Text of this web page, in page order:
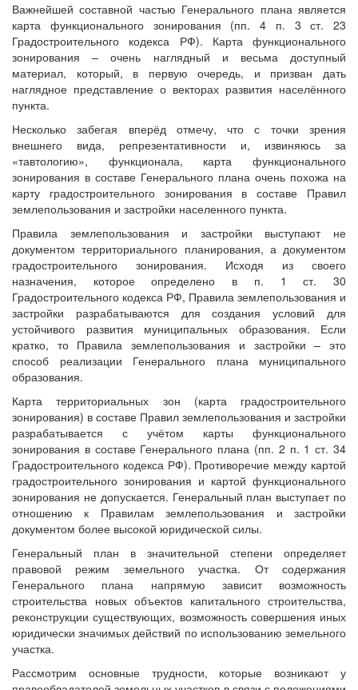
Важнейшей составной частью Генерального плана является
карта функционального зонирования (пп. 4 п. 3 ст. 23
Градостроительного кодекса РФ). Карта функционального
зонирования – очень наглядный и весьма доступный
материал, который, в первую очередь, и призван дать
наглядное представление о векторах развития населённого
пункта.
Несколько забегая вперёд отмечу, что с точки зрения
внешнего вида, репрезентативности и, извиняюсь за
«тавтологию», функционала, карта функционального
зонирования в составе Генерального плана очень похожа на
карту градостроительного зонирования в составе Правил
землепользования и застройки населенного пункта.
Правила землепользования и застройки выступают не
документом территориального планирования, а документом
градостроительного зонирования. Исходя из своего
назначения, которое определено в п. 1 ст. 30
Градостроительного кодекса РФ, Правила землепользования и
застройки разрабатываются для создания условий для
устойчивого развития муниципальных образования. Если
кратко, то Правила землепользования и застройки – это
способ реализации Генерального плана муниципального
образования.
Карта территориальных зон (карта градостроительного
зонирования) в составе Правил землепользования и застройки
разрабатывается с учётом карты функционального
зонирования в составе Генерального плана (пп. 2 п. 1 ст. 34
Градостроительного кодекса РФ). Противоречие между картой
градостроительного зонирования и картой функционального
зонирования не допускается. Генеральный план выступает по
отношению к Правилам землепользования и застройки
документом более высокой юридической силы.
Генеральный план в значительной степени определяет
правовой режим земельного участка. От содержания
Генерального плана напрямую зависит возможность
строительства новых объектов капитального строительства,
реконструкции существующих, возможность совершения иных
юридически значимых действий по использованию земельного
участка.
Рассмотрим основные трудности, которые возникают у